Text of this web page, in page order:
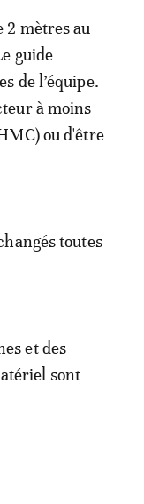
2 mètres au
guide
de l’équipe.
à moins
ou d'être
toutes
et des
sont